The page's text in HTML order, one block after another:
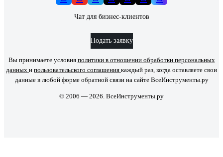
Чат для бизнес-клиентов
Подать заявку
Вы принимаете условия политики в отношении обработки персональных
данных и пользовательского соглашения каждый раз, когда оставляете свои
данные в любой форме обратной связи на сайте ВсеИнструменты.ру
© 2006 — 2026. ВсеИнструменты.ру